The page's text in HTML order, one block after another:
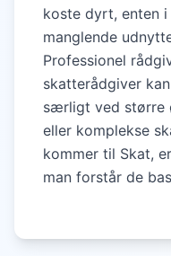
koste dyrt, enten
manglende
Professionel
skatterådgiver
særligt ved større
eller komplekse
kommer til Skat,
man forstår de